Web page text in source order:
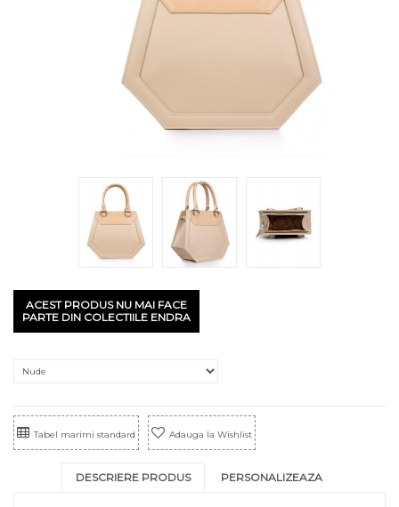
ACEST PRODUS NU MAI FACE
PARTE DIN COLECTIILE ENDRA
Tabel marimi standard Adauga la Wishlist
DESCRIERE PRODUS PERSONALIZEAZA